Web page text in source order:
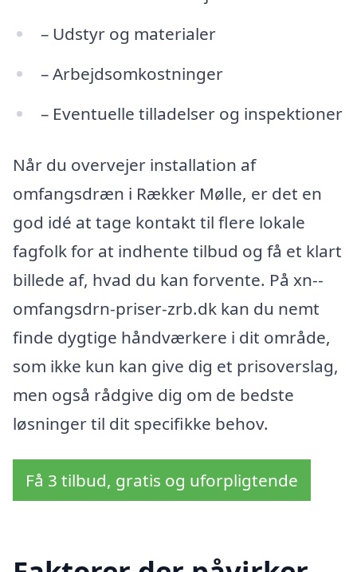
– Udstyr og materialer
– Arbejdsomkostninger
– Eventuelle tilladelser og inspektioner
Når du overvejer installation af
omfangsdræn i Rækker Mølle, er det en
god idé at tage kontakt til flere lokale
fagfolk for at indhente tilbud og få et klart
billede af, hvad du kan forvente. På xn--
omfangsdrn-priser-zrb.dk kan du nemt
finde dygtige håndværkere i dit område,
som ikke kun kan give dig et prisoverslag,
men også rådgive dig om de bedste
løsninger til dit specifikke behov.
Få 3 tilbud, gratis og uforpligtende